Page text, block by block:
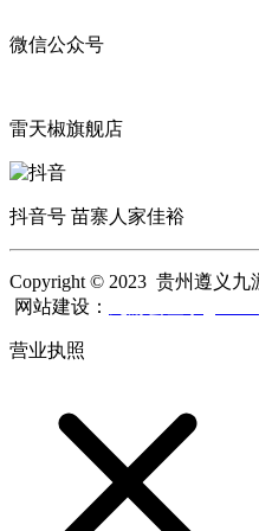
微信公众号
雷天椒旗舰店
抖音号 苗寨人家佳裕
Copyright © 2023 贵州遵义九
网站建设：
营业执照